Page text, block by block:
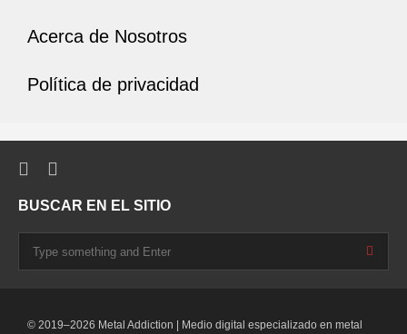
Acerca de Nosotros
Política de privacidad
BUSCAR EN EL SITIO
© 2019–2026 Metal Addiction | Medio digital especializado en metal